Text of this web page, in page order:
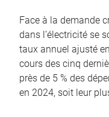
Face à la demande
dans l’électricité se
taux annuel ajusté
cours des cinq
près de 5 % des
en 2024, soit leur